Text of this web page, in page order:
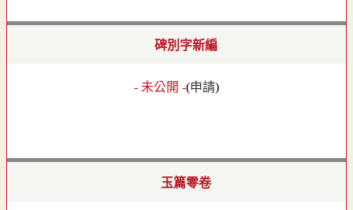
碑別字新編
- 未公開 -(申請)
玉篇零卷